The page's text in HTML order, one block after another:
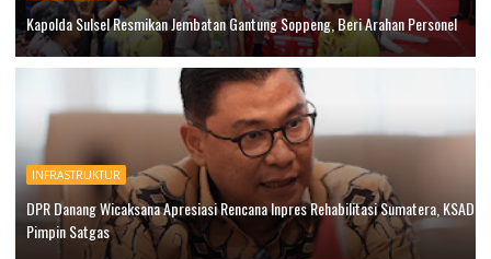
Kapolda Sulsel Resmikan Jembatan Gantung Soppeng, Beri Arahan Personel
INFRASTRUKTUR
DPR Danang Wicaksana Apresiasi Rencana Inpres Rehabilitasi Sumatera, KSAD
Pimpin Satgas